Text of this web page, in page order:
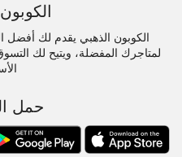
الكوبون الذهبي يقدم لك أفضل
لمتاجرك المفضلة، ويتيح لك
حمل